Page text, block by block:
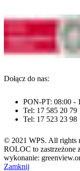
Dołącz do nas:
PON-PT: 08:00 -
Tel: 17 585 20 79
Tel: 17 523 23 98
© 2021 WPS. All
ROLOC to zastrzeżone
wykonanie:
Zamknij